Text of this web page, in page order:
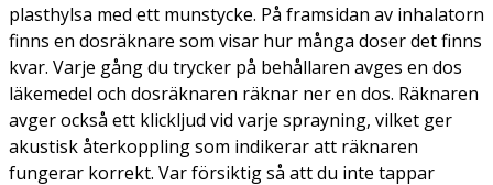
plasthylsa med ett munstycke. På framsidan av inhalatorn
finns en dosräknare som visar hur många doser det finns
kvar. Varje gång du trycker på behållaren avges en dos
läkemedel och dosräknaren räknar ner en dos. Räknaren
avger också ett klickljud vid varje sprayning, vilket ger
akustisk återkoppling som indikerar att räknaren
fungerar korrekt. Var försiktig så att du inte tappar